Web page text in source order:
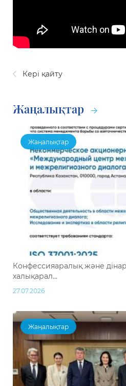
Кері қайту
Жаңалықтар
Жаңалықтар
Конфессияаралық және
халықарал...
27.07.2026
Жаңалықтар